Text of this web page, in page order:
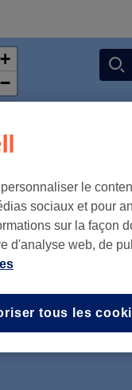
+
−
le
sociaux et pour
sur la façon
d'analyse web, de
tous les